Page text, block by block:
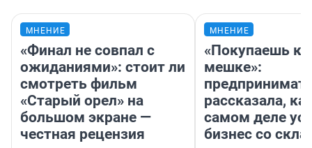
МНЕНИЕ
«Финал не совпал с
ожиданиями»: стоит ли
смотреть фильм
«Старый орел» на
большом экране —
честная рецензия
МНЕНИЕ
«Покупаешь
мешке»:
рассказала,
самом деле
бизнес со